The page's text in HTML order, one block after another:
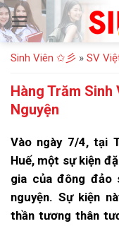
Bỏ
qua
nội
dung
Sinh Viên ✩彡 » SV
Hàng Trăm Sinh
Nguyện
Vào ngày 7/4, tại
Huế, một sự kiện
gia của đông đảo
nguyện. Sự kiện
thần tương thân